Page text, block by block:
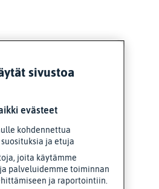
sivustoa
evästeet
kohdennettua
ja etuja
joita käytämme
palveluidemme toiminnan
ja raportointiin.